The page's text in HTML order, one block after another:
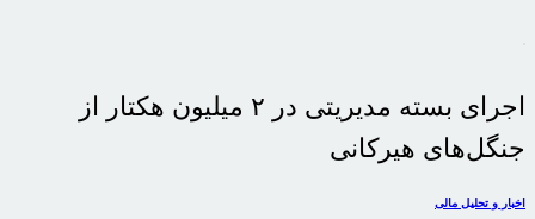
اجرای بسته مدیریتی در ۲ میلیون هکتار از
جنگل‌های هیرکانی
اخبار و تحلیل مالی